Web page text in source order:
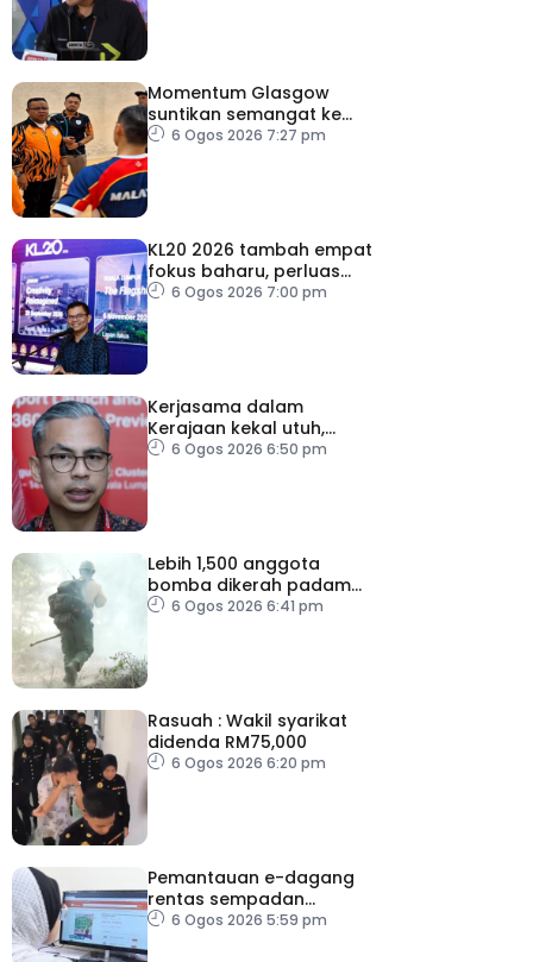
Momentum Glasgow
suntikan semangat ke
Sukan Asia 2026
6 Ogos 2026 7:27 pm
KL20 2026 tambah empat
fokus baharu, perluas
tumpuan ke lapan sektor
6 Ogos 2026 7:00 pm
Kerjasama dalam
Kerajaan kekal utuh,
stabil6 Ogos 2026 6:50 pm
Lebih 1,500 anggota
bomba dikerah padam
kebakaran di Washington
6 Ogos 2026 6:41 pm
Rasuah : Wakil syarikat
didenda RM75,000
6 Ogos 2026 6:20 pm
Pemantauan e-dagang
rentas sempadan
diperketat, pastikan
6 Ogos 2026 5:59 pm